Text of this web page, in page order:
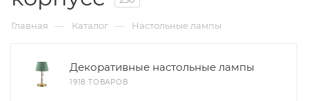
Главная — Каталог — Настольные лампы
Декоративные настольные лампы
1918 ТОВАРОВ